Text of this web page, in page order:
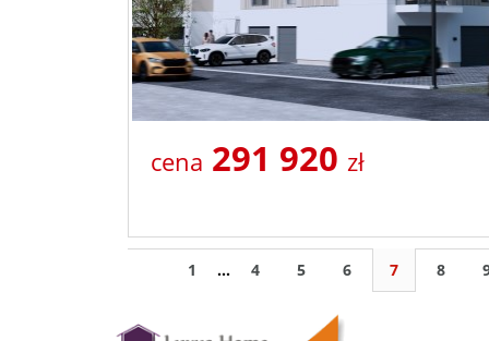
cena 291 920 zł
1 ... 4 5 6 7 8